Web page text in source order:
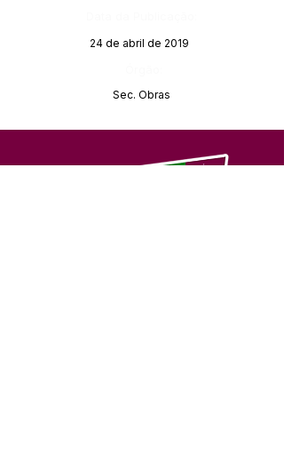
24 de abril de 2019
Sec. Obras